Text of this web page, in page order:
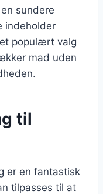
sundere
indeholder
populært valg
mad uden
til
er en fantastisk
tilpasses til at